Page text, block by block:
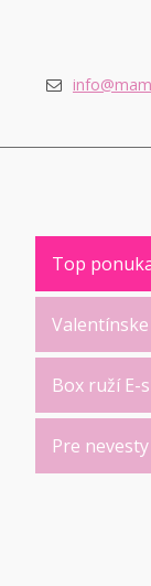
Top
Box ruží E-
Pre